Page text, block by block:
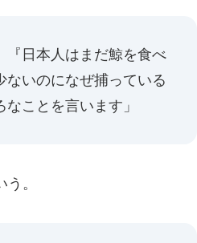
『日本人はまだ鯨を食べ
いのになぜ捕っている
ことを言います」
。